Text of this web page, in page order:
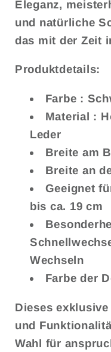
Eleganz,
und natürliche
das mit der Zeit
Produktdetails:
Farbe :
Material :
Leder
Breite am
Breite an
Geeignet
bis ca. 19 cm
Wechseln
Farbe der
Dieses
und
Wahl für